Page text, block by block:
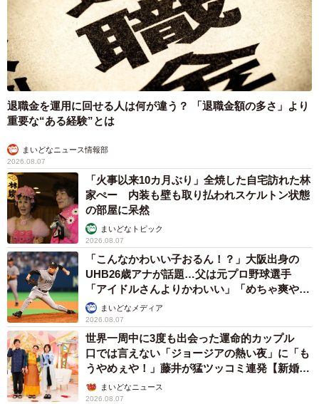
https://beret.co.jp/book/47896
街路樹のこういう植え桝、しばしば草のマンションになっ
てて最高
pic.twitter.com/PflMuilqji
— 瀬尾一樹@新刊2冊発売！！ (@kusanonamaesay)
October 29, 2025
退職金を運用に回せる人は何が違う？ 「退職金額の多さ」より
重要な“ある経験”とは
まいどなニュース情報部
2026.08.07
「火事以来10カ月ぶり」全焼した自宅訪れた林
家ぺー 内装も壁も取り払われスケルトン状態
の部屋に呆然
まいどなトピック
2026.08.07
「こんなかわいい子おるん！？」大阪出身の
UHB26歳アナが話題…父は元プロ野球選手
「アイドルさんよりかわいい」「めちゃ爽や
か」まいどなメディア
2026.08.07
世界一周中に3度も出会った運命的カップル
口では言えない「ジョージアの熱い夜」に「も
うやめぇや！」藤井が猛ツッコミ連発【新婚さ
ん】まいどなニュース
2026.08.07